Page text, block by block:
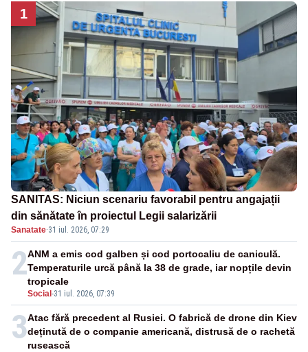
1
SANITAS: Niciun scenariu favorabil pentru angajații
din sănătate în proiectul Legii salarizării
Sanatate·31 iul. 2026, 07:29
2
Social -31 iul. 2026, 07:39
ANM a emis cod galben și cod portocaliu de caniculă.
Temperaturile urcă până la 38 de grade, iar nopțile devin
tropicale
3Atac fără precedent al Rusiei. O fabrică de drone din Kiev
deținută de o companie americană, distrusă de o rachetă
rusească